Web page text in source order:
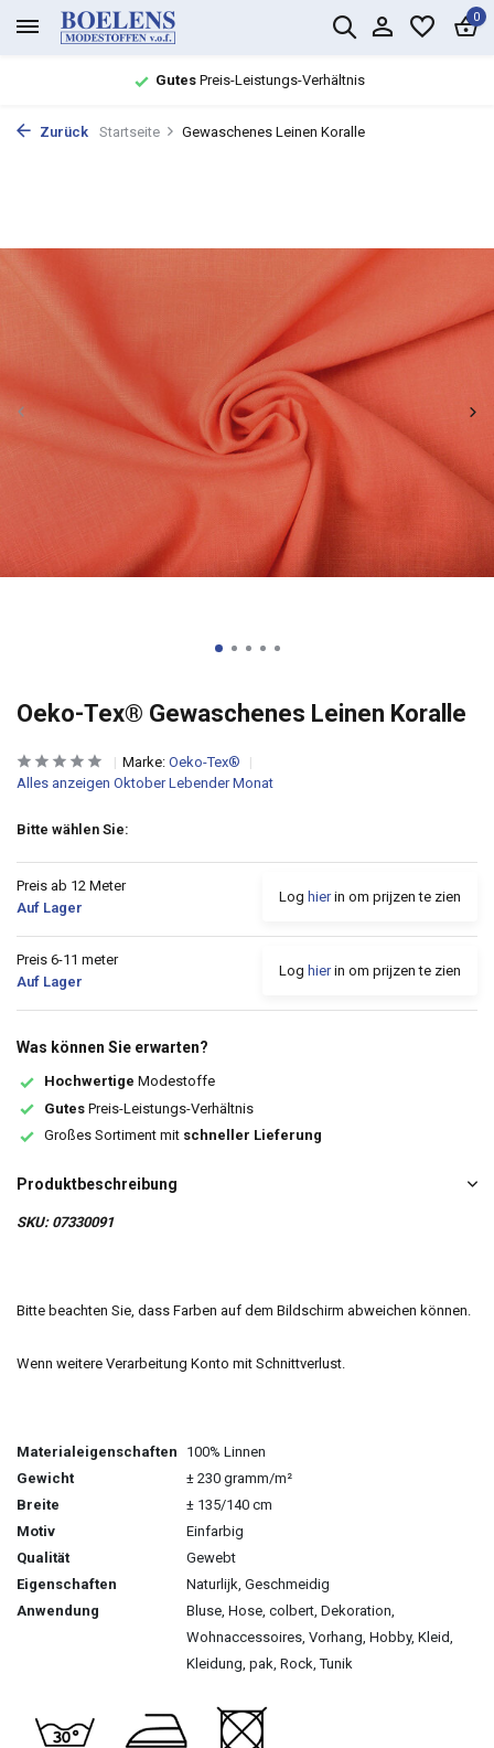
0
GutesPreis-Leistungs-Verhältnis
Zurück Startseite Gewaschenes Leinen Koralle
Oeko-Tex® Gewaschenes Leinen Koralle
Marke: Oeko-Tex®
Alles anzeigen Oktober Lebender Monat
Bitte wählen Sie:
Preis ab 12 Meter
Auf Lager
Log hierin om prijzen te zien
Preis 6-11 meter
Auf Lager
Log hierin om prijzen te zien
Was können Sie erwarten?
Hochwertige Modestoffe
Gutes Preis-Leistungs-Verhältnis
Großes Sortiment mit schneller Lieferung
Produktbeschreibung
SKU: 07330091
Bitte beachten Sie, dass Farben auf dem Bildschirm abweichen können.
Wenn weitere Verarbeitung Konto mit Schnittverlust.
Materialeigenschaften
100% Linnen
Gewicht
± 230 gramm/m²
Breite
± 135/140 cm
Motiv
Einfarbig
Qualität
Gewebt
Eigenschaften
Naturlijk, Geschmeidig
Anwendung
Bluse, Hose, colbert, Dekoration,
Wohnaccessoires, Vorhang, Hobby, Kleid,
Kleidung, pak, Rock, Tunik